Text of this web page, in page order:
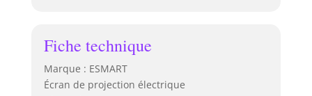
Fiche technique
Marque : ESMART
Écran de projection électrique